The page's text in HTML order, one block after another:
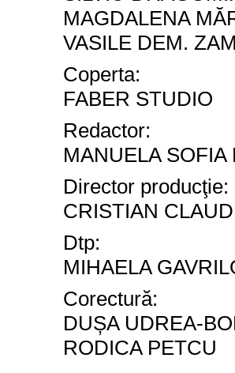
MAGDALENA
VASILE DEM.
Coperta:
FABER STUDIO
Redactor:
MANUELA SOFIA
Director producţie:
CRISTIAN
Dtp:
MIHAELA
Corectură:
DUȘA UDREA-
RODICA PETCU